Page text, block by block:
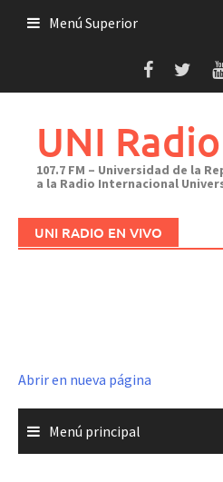
Menú Superior
UNI Radio
107.7 FM – Universidad de la
a la Radio Internacional
UNI RADIO EN VIVO
Abrir en nueva página
Menú principal